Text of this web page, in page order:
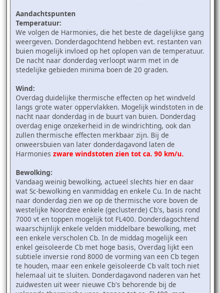
Aandachtspunten
Temperatuur:
We volgen de Harmonies, die het beste de dagelijkse gang
weergeven. Donderdagochtend hebben evt. restanten van
buien mogelijk invloed op het oplopen van de temperatuur.
De nacht naar donderdag verloopt warm met in de
stedelijke gebieden minima boen de 20 graden.
Wind:
Overdag duidelijke thermische effecten op het windveld
langs grote water oppervlakken. Mogelijk windstoten in de
nacht naar donderdag in de buurt van buien. Donderdag
overdag enige onzekerheid in de windrichting, ook dan
zullen thermische effecten merkbaar zijn. Bij de
onweersbuien van later donderdagavond laten de
Harmonies zware windstoten zien tot ca. 90 km/u.
Bewolking:
Vandaag weinig bewolking, actueel slechts hier en daar
wat Sc-bewolking en vanmiddag en enkele Cu. In de nacht
naar donderdag zien we op de thermische vore boven de
westelijke Noordzee enkele (geclusterde) Cb's, basis rond
7000 vt en toppen mogelijk tot FL400. Donderdagochtend
waarschijnlijk enkele velden middelbare bewolking, met
een enkele verscholen Cb. In de middag mogelijk een
enkel geïsoleerde Cb met hoge basis, Overdag lijkt een
subtiele inversie rond 8000 de vorming van een Cb tegen
te houden, maar een enkele geïsoleerde Cb valt toch niet
helemaal uit te sluiten. Donderdagavond naderen van het
zuidwesten uit weer nieuwe Cb's behorende bij de